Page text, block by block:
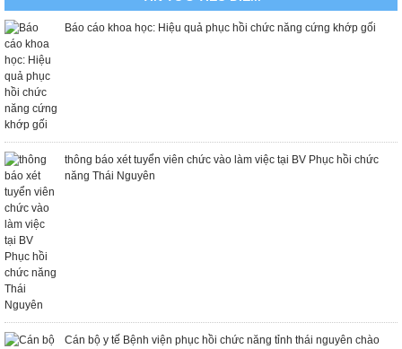
Báo cáo khoa học: Hiệu quả phục hồi chức năng cứng khớp gối
thông báo xét tuyển viên chức vào làm việc tại BV Phục hồi chức
năng Thái Nguyên
Cán bộ y tế Bệnh viện phục hồi chức năng tỉnh thái nguyên chào